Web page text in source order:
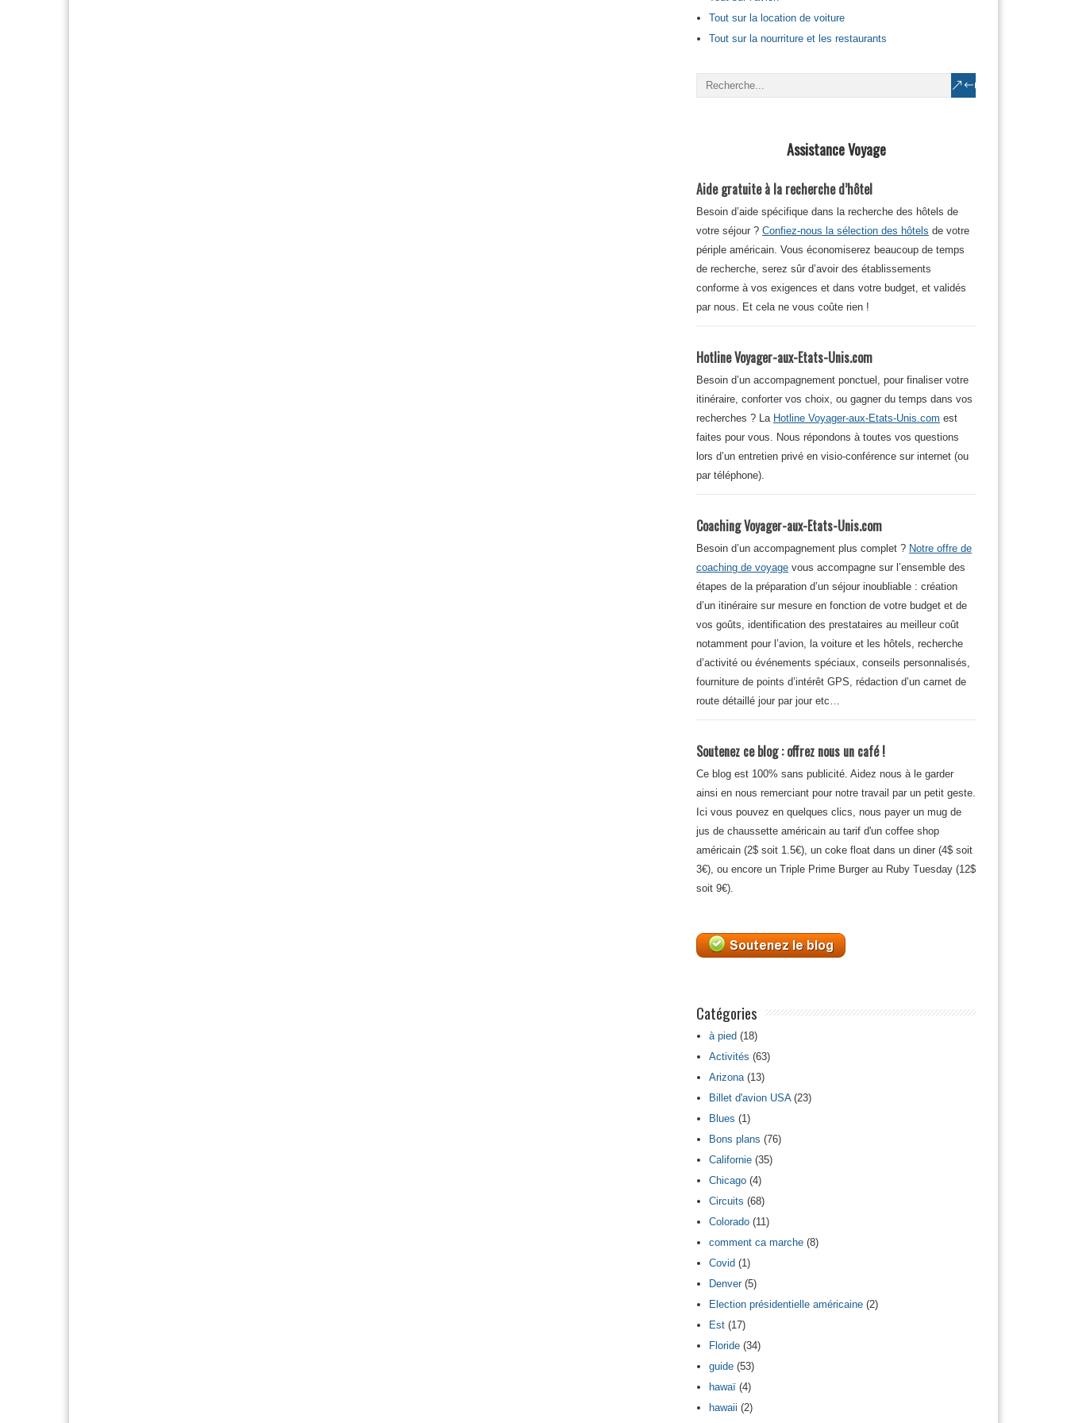
Tout sur la location de voiture
Tout sur la nourriture et les restaurants
Assistance Voyage
Aide gratuite à la recherche d’hôtel
Besoin d’aide spécifique dans la recherche des hôtels de
votre séjour ? Confiez-nous la sélection des hôtels de votre
périple américain. Vous économiserez beaucoup de temps
de recherche, serez sûr d’avoir des établissements
conforme à vos exigences et dans votre budget, et validés
par nous. Et cela ne vous coûte rien !
Hotline Voyager-aux-Etats-Unis.com
Besoin d’un accompagnement ponctuel, pour finaliser votre
itinéraire, conforter vos choix, ou gagner du temps dans vos
recherches ? La Hotline Voyager-aux-Etats-Unis.com est
faites pour vous. Nous répondons à toutes vos questions
lors d’un entretien privé en visio-conférence sur internet (ou
par téléphone).
Coaching Voyager-aux-Etats-Unis.com
Besoin d’un accompagnement plus complet ? Notre offre de
coaching de voyage vous accompagne sur l’ensemble des
étapes de la préparation d’un séjour inoubliable : création
d’un itinéraire sur mesure en fonction de votre budget et de
vos goûts, identification des prestataires au meilleur coût
notamment pour l’avion, la voiture et les hôtels, recherche
d’activité ou événements spéciaux, conseils personnalisés,
fourniture de points d’intérêt GPS, rédaction d’un carnet de
route détaillé jour par jour etc…
Soutenez ce blog : offrez nous un café !
Ce blog est 100% sans publicité. Aidez nous à le garder
ainsi en nous remerciant pour notre travail par un petit geste.
Ici vous pouvez en quelques clics, nous payer un mug de
jus de chaussette américain au tarif d'un coffee shop
américain (2$ soit 1.5€), un coke float dans un diner (4$ soit
3€), ou encore un Triple Prime Burger au Ruby Tuesday (12$
soit 9€).
Catégories
à pied (18)
Activités (63)
Arizona(13)
Billet d'avion USA(23)
Blues (1)
Bons plans (76)
Californie (35)
Chicago (4)
Circuits (68)
Colorado (11)
comment ca marche (8)
Covid (1)
Denver(5)
Election présidentielle américaine (2)
Est (17)
Floride (34)
guide (53)
hawaï (4)
hawaii (2)